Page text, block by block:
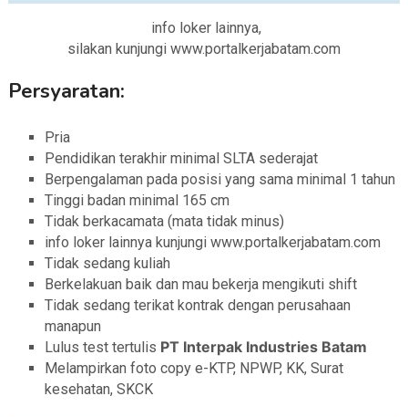
info loker lainnya,
silakan kunjungi www.portalkerjabatam.com
Persyaratan:
Pria
Pendidikan terakhir minimal SLTA sederajat
Berpengalaman pada posisi yang sama minimal 1 tahun
Tinggi badan minimal 165 cm
Tidak berkacamata (mata tidak minus)
info loker lainnya kunjungi www.portalkerjabatam.com
Tidak sedang kuliah
Berkelakuan baik dan mau bekerja mengikuti shift
Tidak sedang terikat kontrak dengan perusahaan
manapun
Lulus test tertulis PT Interpak Industries Batam
Melampirkan foto copy e-KTP, NPWP, KK, Surat
kesehatan, SKCK